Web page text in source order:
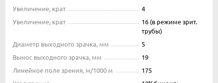
Увеличение, крат
4
Увеличение, крат
16 (в режиме зрит.
трубы)
Диаметр выходного зрачка, мм
5
Вынос выходного зрачка, мм
19
Линейное поле зрения, м/1000 м
175